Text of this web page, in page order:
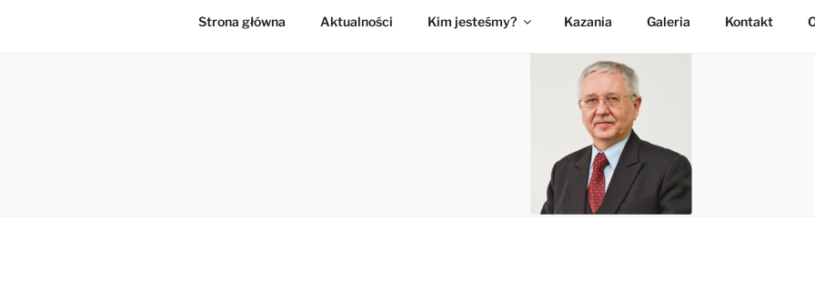
Strona główna Aktualności Kim jesteśmy? Kazania Galeria Kontakt